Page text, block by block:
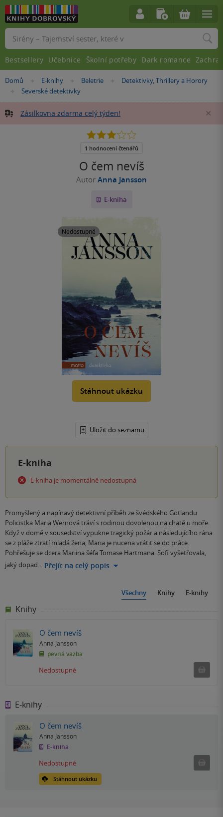
Nacházíte
Domů »E-knihy »Beletrie »
Detektivky, Thrillery a Horory
»
Severské detektivky
Zásilkovna zdarma celý týden!
O čem nevíš
Autor Anna Jansson
E-kniha
Nedostupné
Stáhnout ukázku
Uložit do seznamu
3.0
5
1 hodnocení čtenářů
E-kniha
E-kniha je momentálně nedostupná
Promyšlený a napínavý detektivní příběh ze švédského Gotlandu
Policistka Maria Wernová tráví s rodinou dovolenou na chatě u moře.
Když v domě v sousedství vypukne tragický požár a následujícího rána
se z pláže ztratí mladá žena, Maria je nucena vrátit se do práce.
Pohřešuje se dcera Mariina šéfa Tomase Hartmana. Sofi vyšetřovala,
jaký dopad… Přejít na celý popis
Všechny Knihy E-knihy
Knihy
O čem nevíš
Anna Jansson
pevná vazba
Nedostupné
E-knihy
O čem nevíš
Anna Jansson
E-kniha
Stáhnout ukázku
Nedostupné
Vyhledávání
Bestsellery Učebnice Školní potřeby Dark romance